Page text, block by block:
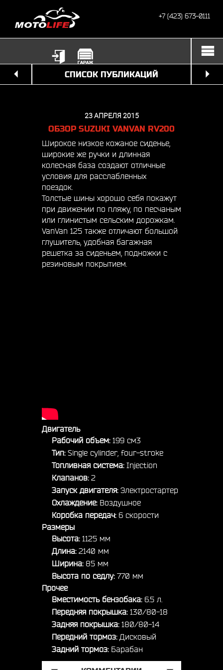
+7 (423) 673-0111
СПИСОК ПУБЛИКАЦИЙ
23 АПРЕЛЯ 2015
ОБЗОР SUZUKI VANVAN RV200
Широкое низкое кожаное сиденье,
широкие же ручки и длинная
колесная база создают отличные
условия для расслабленных
поездок.
Толстые шины хорошо себя покажут
при движении по пляжу, по песчаным
или глинистым сельским дорожкам.
VanVan 125 также отличают большой
глушитель, удобная багажная
решетка за сиденьем, подножки с
резиновым покрытием.
Двигатель
Рабочий объем:199 см3
Тип:Single cylinder, four-stroke
Топливная система:Injection
Клапанов:2
Запуск двигателя:Электростартер
Охлаждение:Воздушное
Коробка передач:6 скорости
Размеры
Высота:1125 мм
Длина:2140 мм
Ширина:85 мм
Высота по седлу:770 мм
Прочее
Вместимость бензобака:6.5 л.
Передняя покрышка:130/80-18
Задняя покрышка:180/80-14
Передний тормоз:Дисковый
Задний тормоз:Барабан